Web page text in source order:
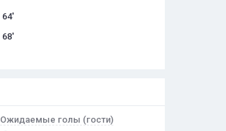
64'
68'
Ожидаемые голы (гости)